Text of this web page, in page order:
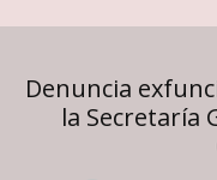
Denuncia
la Secretaría